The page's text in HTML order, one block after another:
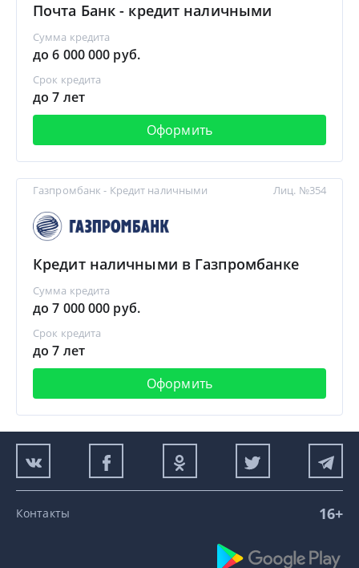
Почта Банк - кредит наличными
Сумма кредита
до 6 000 000 руб.
Срок кредита
до 7 лет
Оформить
Газпромбанк - Кредит наличными
Кредит наличными в Газпромбанке
Сумма кредита
до 7 000 000 руб.
Срок кредита
до 7 лет
Оформить
Лиц. №354
Контакты 16+